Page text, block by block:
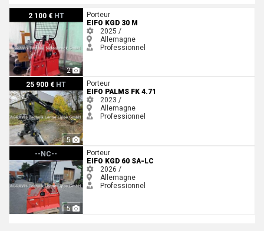
2 100 € HT
2
EiFo KGD 30 M
Porteur
EIFO KGD 30 M
2025 /
Allemagne
Professionnel
25 900 € HT
5
EiFo PALMS FK 4.71
Porteur
EIFO PALMS FK 4.71
2023 /
Allemagne
Professionnel
--NC--
5
EiFo KGD 60 SA-LC
Porteur
EIFO KGD 60 SA-LC
2026 /
Allemagne
Professionnel